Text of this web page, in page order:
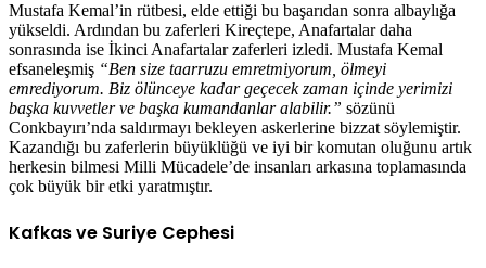
Mustafa Kemal’in rütbesi, elde ettiği bu başarıdan sonra albaylığa
yükseldi. Ardından bu zaferleri Kireçtepe, Anafartalar daha
sonrasında ise İkinci Anafartalar zaferleri izledi. Mustafa Kemal
efsaneleşmiş “Ben size taarruzu emretmiyorum, ölmeyi
emrediyorum. Biz ölünceye kadar geçecek zaman içinde yerimizi
başka kuvvetler ve başka kumandanlar alabilir.” sözünü
Conkbayırı’nda saldırmayı bekleyen askerlerine bizzat söylemiştir.
Kazandığı bu zaferlerin büyüklüğü ve iyi bir komutan oluğunu artık
herkesin bilmesi Milli Mücadele’de insanları arkasına toplamasında
çok büyük bir etki yaratmıştır.
Kafkas ve Suriye Cephesi